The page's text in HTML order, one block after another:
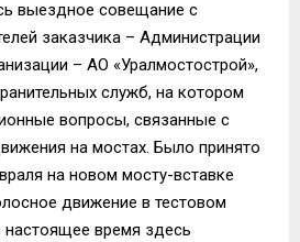
выездное совещание с
заказчика – Администрации
– АО «Уралмостострой»,
служб, на котором
вопросы, связанные с
на мостах. Было принято
на новом мосту-вставке
движение в тестовом
время здесь